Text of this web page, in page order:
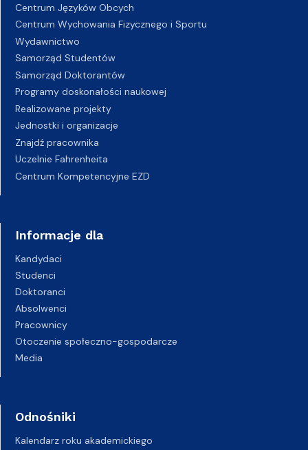
Centrum Języków Obcych
Centrum Wychowania Fizycznego i Sportu
Wydawnictwo
Samorząd Studentów
Samorząd Doktorantów
Programy doskonałości naukowej
Realizowane projekty
Jednostki i organizacje
Znajdź pracownika
Uczelnie Fahrenheita
Centrum Kompetencyjne EZD
Informacje dla
Kandydaci
Studenci
Doktoranci
Absolwenci
Pracownicy
Otoczenie społeczno-gospodarcze
Media
Odnośniki
Kalendarz roku akademickiego